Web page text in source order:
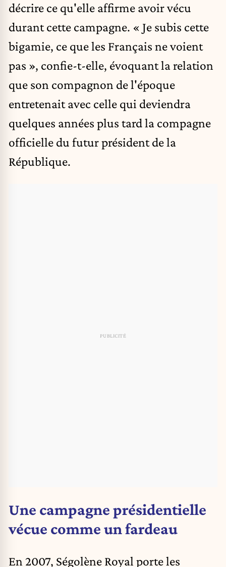
décrire ce qu'elle affirme avoir vécu
durant cette campagne. « Je subis cette
bigamie, ce que les Français ne voient
pas », confie-t-elle, évoquant la relation
que son compagnon de l'époque
entretenait avec celle qui deviendra
quelques années plus tard la compagne
officielle du futur président de la
République.
Une campagne présidentielle
vécue comme un fardeau
En 2007, Ségolène Royal porte les